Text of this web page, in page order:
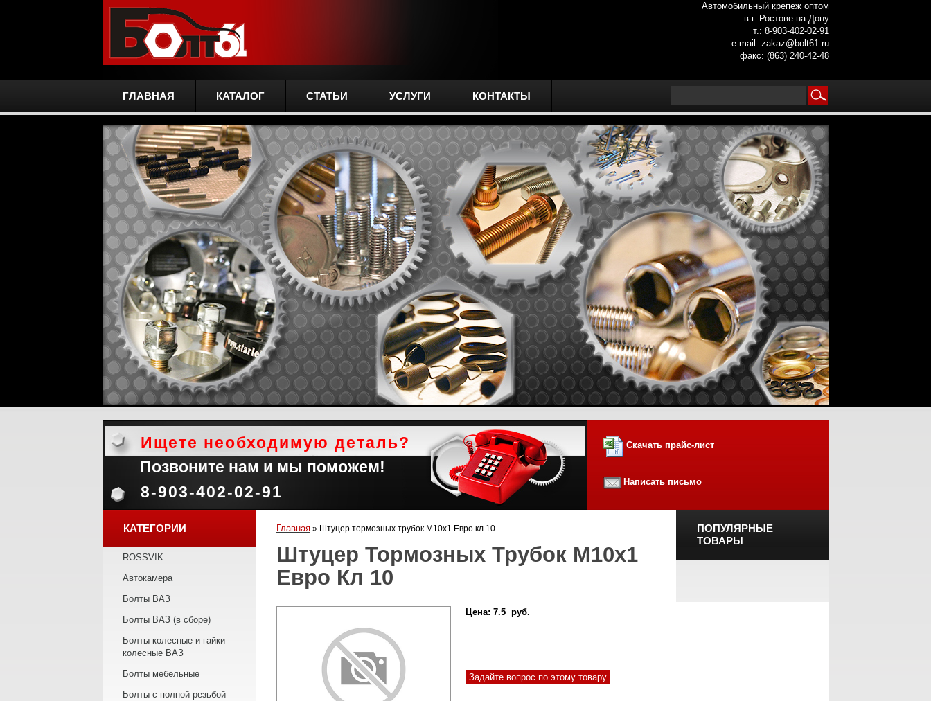
Автомобильный крепеж оптом
в г. Ростове-на-Дону
т.: 8-903-402-02-91
e-mail: zakaz@bolt61.ru
факс: (863) 240-42-48
ГЛАВНАЯ КАТАЛОГ СТАТЬИ УСЛУГИ КОНТАКТЫ
Ищете необходимую деталь?
Позвоните нам и мы поможем!
8-903-402-02-91
Скачать прайс-лист
Написать письмо
ПОПУЛЯРНЫЕ
ТОВАРЫ
КАТЕГОРИИ
ROSSVIK
Автокамера
Болты ВАЗ
Болты ВАЗ (в сборе)
Болты колесные и гайки
колесные ВАЗ
Болты мебельные
Болты с полной резьбой
Главная» Штуцер тормозных трубок М10х1 Евро кл 10
Штуцер Тормозных Трубок М10х1
Евро Кл 10
Цена: 7.5 руб.
Задайте вопрос по этому товару